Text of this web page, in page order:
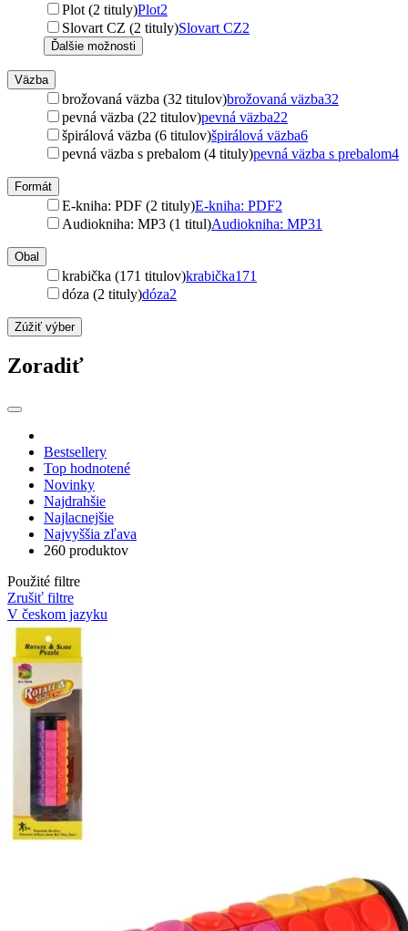
Plot (2 tituly)Plot2
Slovart CZ (2 tituly)Slovart CZ2
Ďalšie možnosti
Väzba
brožovaná väzba (32 titulov)brožovaná väzba32
pevná väzba (22 titulov)pevná väzba22
špirálová väzba (6 titulov)špirálová väzba6
pevná väzba s prebalom (4 tituly)pevná väzba s prebalom4
Formát
E-kniha: PDF (2 tituly)E-kniha: PDF2
Audiokniha: MP3 (1 titul)Audiokniha: MP31
Obal
krabička (171 titulov)krabička171
dóza (2 tituly)dóza2
Zúžiť výber
Zoradiť
Bestsellery
Top hodnotené
Novinky
Najdrahšie
Najlacnejšie
Najvyššia zľava
260 produktov
Použité filtre
Zrušiť filtre
V českom jazyku